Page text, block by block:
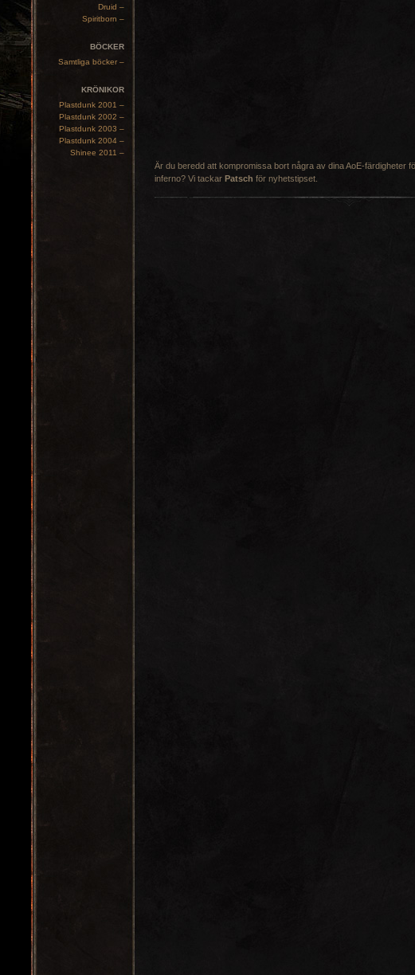
Druid –
Spiritborn –
BÖCKER
Samtliga böcker –
KRÖNIKOR
Plastdunk 2001 –
Plastdunk 2002 –
Plastdunk 2003 –
Plastdunk 2004 –
Shinee 2011 –
Är du beredd att kompromissa bort några av dina AoE-färdigheter
inferno? Vi tackar Patsch för nyhetstipset.